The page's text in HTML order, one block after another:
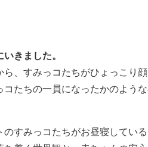
きました。
、すみっコたちがひょっこり
たちの一員になったかのよう
すみっコたちがお昼寝してい